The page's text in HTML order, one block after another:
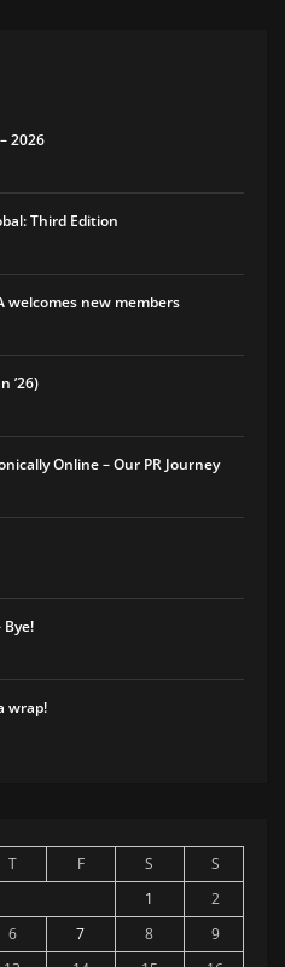
2026
Third Edition
welcomes new members
’26)
Online – Our PR Journey
Bye!
wrap!
T F S
S
1
2
6 7 8
9